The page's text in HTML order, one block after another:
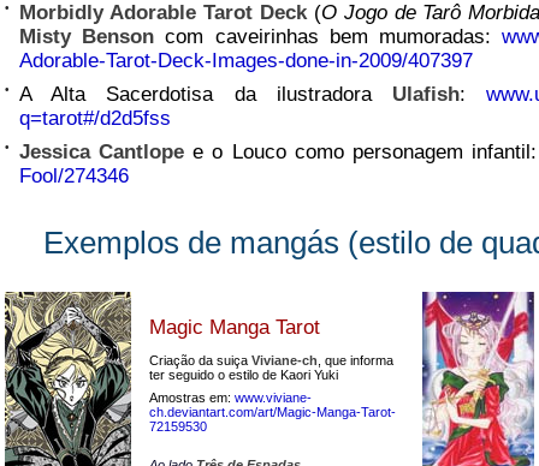
• Morbidly Adorable Tarot Deck(O Jogo de Tarô
Misty Benson com caveirinhas bem mumoradas:
Adorable-Tarot-Deck-Images-done-in-2009/407397
• A Alta Sacerdotisa da ilustradora Ulafish:
q=tarot#/d2d5fss
• Jessica Cantlope e o Louco como personagem
Fool/274346
Exemplos de mangás (estilo de
Magic Manga Tarot
Criação da suiça Viviane-ch , que informa
ter seguido o estilo de Kaori Yuki
Amostras em: www.viviane-
ch.deviantart.com/art/Magic-Manga-Tarot-
72159530